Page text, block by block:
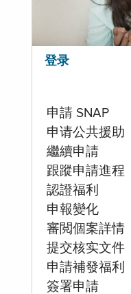
登录
申請 SNAP
申请公共援助
繼續申請
跟蹤申請進程
認證福利
申報變化
審閲個案詳情
提交核实文件
申請補發福利
簽署申請